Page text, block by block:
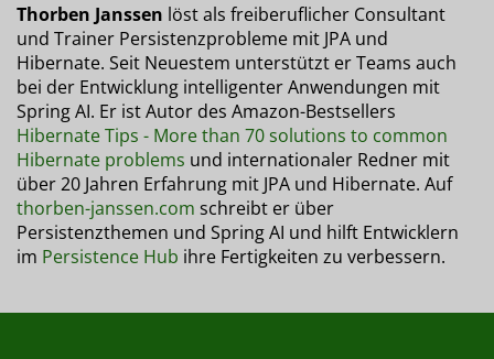
Thorben Janssen löst als freiberuflicher Consultant
und Trainer Persistenzprobleme mit JPA und
Hibernate. Seit Neuestem unterstützt er Teams auch
bei der Entwicklung intelligenter Anwendungen mit
Spring AI. Er ist Autor des Amazon-Bestsellers
Hibernate Tips - More than 70 solutions to common
Hibernate problems und internationaler Redner mit
über 20 Jahren Erfahrung mit JPA und Hibernate. Auf
thorben-janssen.com schreibt er über
Persistenzthemen und Spring AI und hilft Entwicklern
im Persistence Hub ihre Fertigkeiten zu verbessern.